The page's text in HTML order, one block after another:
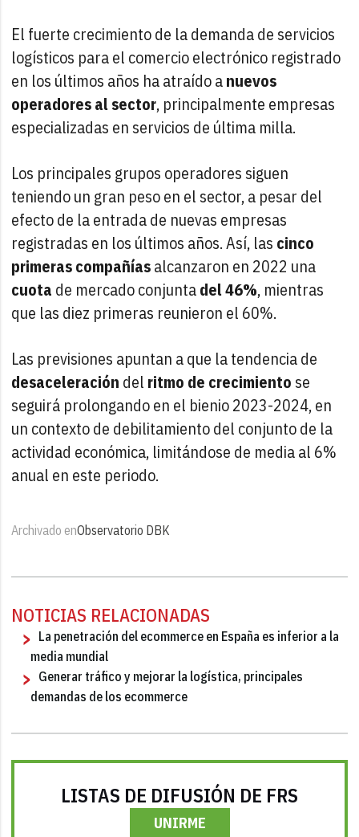
El fuerte crecimiento de la demanda de servicios
logísticos para el comercio electrónico registrado
en los últimos años ha atraído anuevos
operadores al sector, principalmente empresas
especializadas en servicios de última milla.
Los principales grupos operadores siguen
teniendo un gran peso en el sector, a pesar del
efecto de la entrada de nuevas empresas
registradas en los últimos años. Así, las cinco
primeras compañíasalcanzaron en 2022 una
cuota de mercado conjuntadel 46%, mientras
que las diez primeras reunieron el 60%.
Las previsiones apuntan a que la tendencia de
desaceleración del ritmo de crecimiento se
seguirá prolongando en el bienio 2023-2024, en
un contexto de debilitamiento del conjunto de la
actividad económica, limitándose de media al 6%
anual en este periodo.
Archivado enObservatorio DBK
NOTICIAS RELACIONADAS
La penetración del ecommerce en España es inferior a la
media mundial
Generar tráfico y mejorar la logística, principales
demandas de los ecommerce
LISTAS DE DIFUSIÓN DE FRS
UNIRME